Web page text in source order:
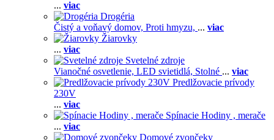
... viac
Drogéria
Čistý a voňavý domov, Proti hmyzu, ... viac
Žiarovky
... viac
Svetelné zdroje
Vianočné osvetlenie, LED svietidlá, Stolné ... viac
Predlžovacie prívody
230V
... viac
Spínacie Hodiny , merače
... viac
Domové zvončeky